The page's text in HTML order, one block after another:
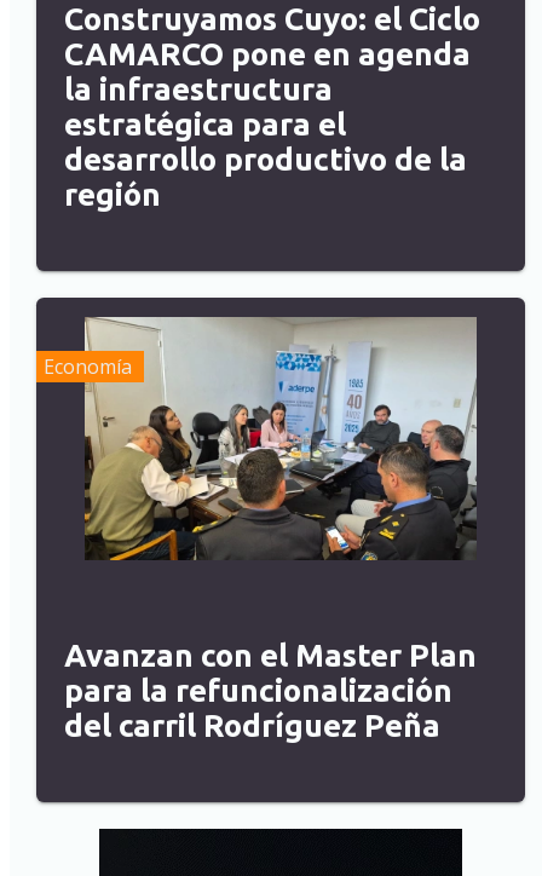
Construyamos Cuyo: el Ciclo
CAMARCO pone en agenda
la infraestructura
estratégica para el
desarrollo productivo de la
región
Economía
Avanzan con el Master Plan
para la refuncionalización
del carril Rodríguez Peña